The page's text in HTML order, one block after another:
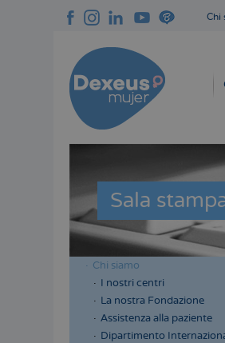
Chi
Sala
Menú
lateral
cabecera
Chi siamo
I nostri centri
La nostra Fondazione
Assistenza alla paziente
Dipartimento